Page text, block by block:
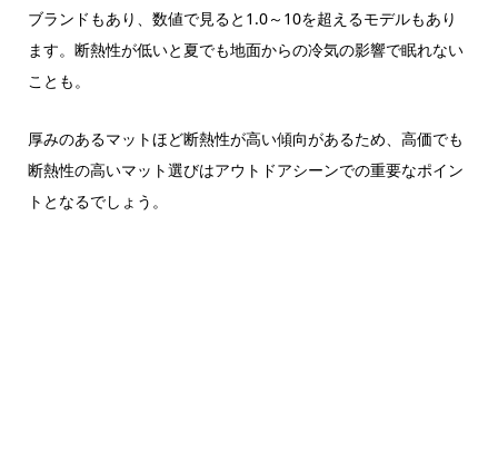
ブランドもあり、数値で見ると1.0～10を超えるモデルもあり
ます。断熱性が低いと夏でも地面からの冷気の影響で眠れない
ことも。
厚みのあるマットほど断熱性が高い傾向があるため、高価でも
断熱性の高いマット選びはアウトドアシーンでの重要なポイン
トとなるでしょう。